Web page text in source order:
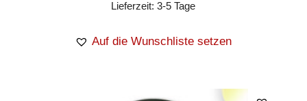
Lieferzeit:3-5 Tage
Auf die Wunschliste setzen